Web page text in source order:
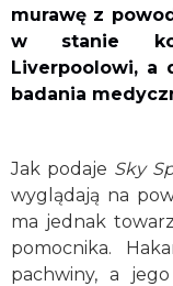
murawę z
w stanie
Liverpoolowi, a
badania
Jak podaje Sky
wyglądają na
ma jednak
pomocnika.
pachwiny, a